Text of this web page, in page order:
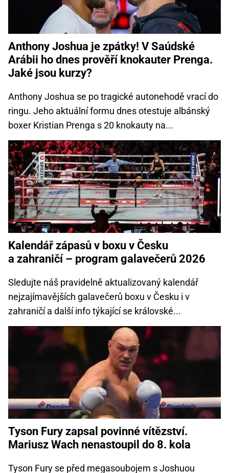
Anthony Joshua je zpátky! V Saúdské
Arábii ho dnes prověří knokauter Prenga.
Jaké jsou kurzy?
Anthony Joshua se po tragické autonehodě vrací do
ringu. Jeho aktuální formu dnes otestuje albánský
boxer Kristian Prenga s 20 knokauty na...
Kalendář zápasů v boxu v Česku
a zahraničí – program galavečerů 2026
Sledujte náš pravidelně aktualizovaný kalendář
nejzajímavějších galavečerů boxu v Česku i v
zahraničí a další info týkající se královské...
Tyson Fury zapsal povinné vítězství.
Mariusz Wach nenastoupil do 8. kola
Tyson Fury se před megasoubojem s Joshuou